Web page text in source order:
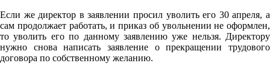
Если же директор в заявлении просил уволить его 30 апреля, а
сам продолжает работать, и приказ об увольнении не оформлен,
то уволить его по данному заявлению уже нельзя. Директору
нужно снова написать заявление о прекращении трудового
договора по собственному желанию.